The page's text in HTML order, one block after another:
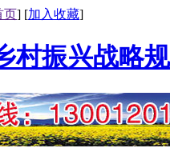
页] [加入收藏]